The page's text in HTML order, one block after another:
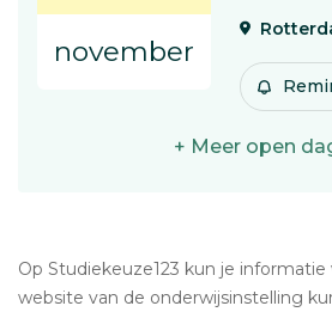
november
+ Meer open
Op Studiekeuze123 kun je
website van de onderwijsinstelling